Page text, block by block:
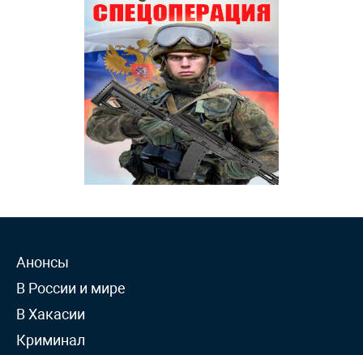
Анонсы
В России и мире
В Хакасии
Криминал